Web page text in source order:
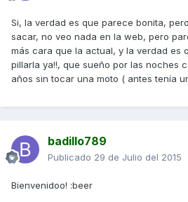
Si, la verdad es que parece bonita,
sacar, no veo nada en la web, pero
más cara que la actual, y la verdad es
pillarla ya!!, que sueño por las noches
años sin tocar una moto ( antes tenía
badillo789
Publicado 29 de Julio del 2015
Bienvenidoo! :beer